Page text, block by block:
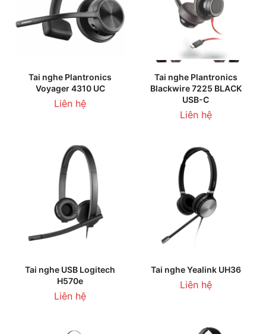
Tai nghe Plantronics
Voyager 4310 UC
Liên hệ
Tai nghe Plantronics
Blackwire 7225 BLACK
USB-C
Liên hệ
Tai nghe USB Logitech
H570e
Liên hệ
Tai nghe Yealink UH36
Liên hệ